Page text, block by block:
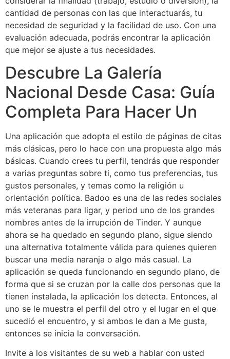
cantidad de personas con las que interactuarás, tu
necesidad de seguridad y la facilidad de uso. Con una
evaluación adecuada, podrás encontrar la aplicación
que mejor se ajuste a tus necesidades.
Descubre La Galería
Nacional Desde Casa: Guía
Completa Para Hacer Un
Una aplicación que adopta el estilo de páginas de citas
más clásicas, pero lo hace con una propuesta algo más
básicas. Cuando crees tu perfil, tendrás que responder
a varias preguntas sobre ti, como tus preferencias, tus
gustos personales, y temas como la religión u
orientación política. Badoo es una de las redes sociales
más veteranas para ligar, y period uno de los grandes
nombres antes de la irrupción de Tinder. Y aunque
ahora se ha quedado en segundo plano, sigue siendo
una alternativa totalmente válida para quienes quieren
buscar una media naranja o algo más casual. La
aplicación se queda funcionando en segundo plano, de
forma que si se cruzan por la calle dos personas que la
tienen instalada, la aplicación los detecta. Entonces, al
uno se le muestra el perfil del otro y el lugar en el que
sucedió el encuentro, y si ambos le dan a Me gusta,
entonces se inicia la conversación.
Invite a los visitantes de su web a hablar con usted